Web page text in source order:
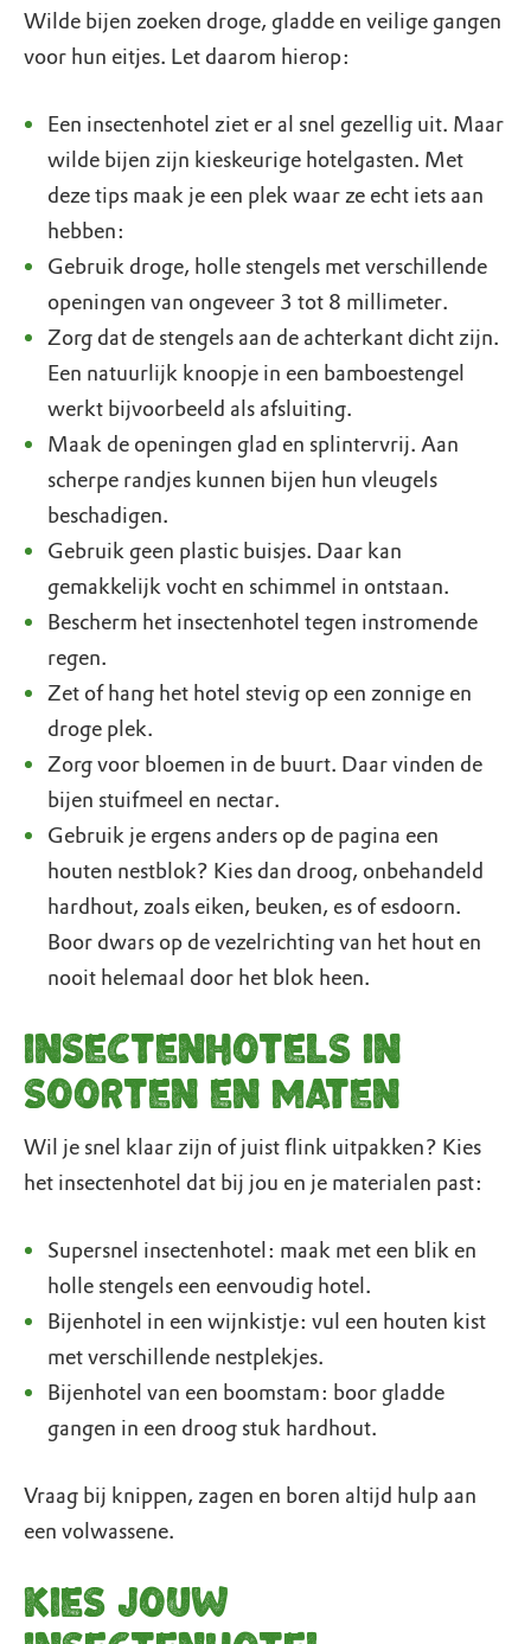
Wilde bijen zoeken droge, gladde en veilige gangen
voor hun eitjes. Let daarom hierop:
Een insectenhotel ziet er al snel gezellig uit. Maar
wilde bijen zijn kieskeurige hotelgasten. Met
deze tips maak je een plek waar ze echt iets aan
hebben:
Gebruik droge, holle stengels met verschillende
openingen van ongeveer 3 tot 8 millimeter.
Zorg dat de stengels aan de achterkant dicht zijn.
Een natuurlijk knoopje in een bamboestengel
werkt bijvoorbeeld als afsluiting.
Maak de openingen glad en splintervrij. Aan
scherpe randjes kunnen bijen hun vleugels
beschadigen.
Gebruik geen plastic buisjes. Daar kan
gemakkelijk vocht en schimmel in ontstaan.
Bescherm het insectenhotel tegen instromende
regen.
Zet of hang het hotel stevig op een zonnige en
droge plek.
Zorg voor bloemen in de buurt. Daar vinden de
bijen stuifmeel en nectar.
Gebruik je ergens anders op de pagina een
houten nestblok? Kies dan droog, onbehandeld
hardhout, zoals eiken, beuken, es of esdoorn.
Boor dwars op de vezelrichting van het hout en
nooit helemaal door het blok heen.
Insectenhotels in
soorten en maten
Wil je snel klaar zijn of juist flink uitpakken? Kies
het insectenhotel dat bij jou en je materialen past:
Supersnel insectenhotel: maak met een blik en
holle stengels een eenvoudig hotel.
Bijenhotel in een wijnkistje: vul een houten kist
met verschillende nestplekjes.
Bijenhotel van een boomstam: boor gladde
gangen in een droog stuk hardhout.
Vraag bij knippen, zagen en boren altijd hulp aan
een volwassene.
Kies jouw